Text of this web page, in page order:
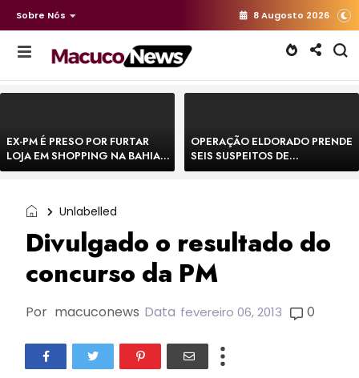
Sobre Nós 8 Augosto 2026
EX-PM É PRESO POR FURTAR
LOJA EM SHOPPING NA BAHIA E
ESCAPA CORRENDO DE
OPERAÇÃO ELDORADO PRENDE
SEIS SUSPEITOS DE
MOVIMENTAR R$ 25 MILHÕES
Unlabelled
Divulgado o resultado do
concurso da PM
Por macuconews Data fevereiro 06, 2013 0